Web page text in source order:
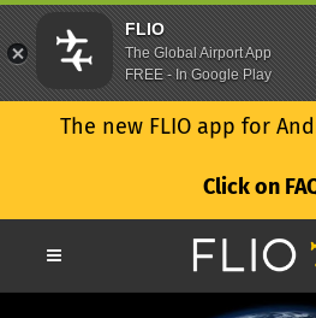
The new FLIO app for
Click on
FLIO
The Global Airport App
FREE - In Google Play